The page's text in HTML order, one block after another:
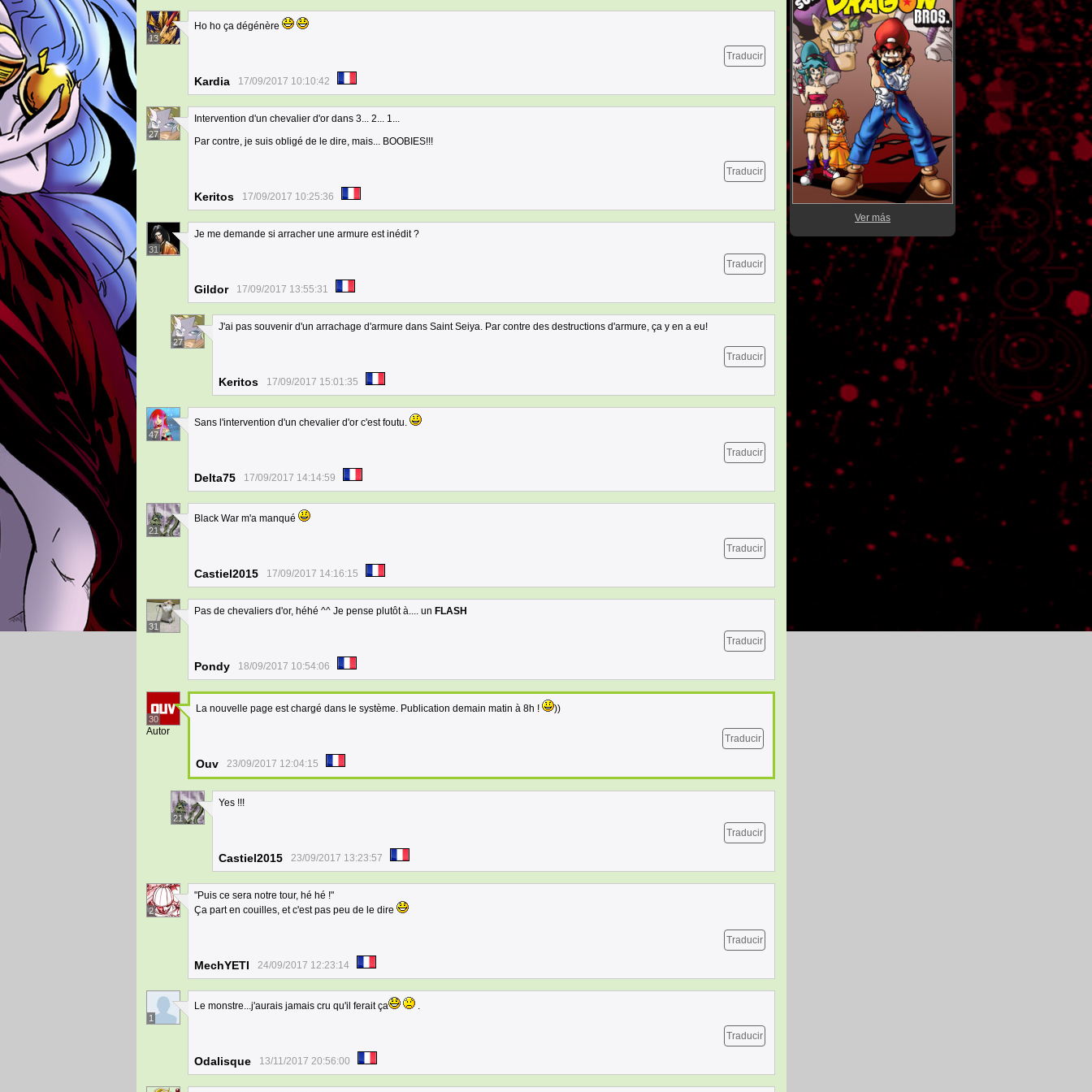
13
Ho ho ça dégénère
Traducir
Kardia 17/09/2017 10:10:42
27
Intervention d'un chevalier d'or dans 3... 2... 1...
Par contre, je suis obligé de le dire, mais... BOOBIES!!!
Traducir
Keritos 17/09/2017 10:25:36
31
Je me demande si arracher une armure est inédit ?
Traducir
Gildor 17/09/2017 13:55:31
27
J'ai pas souvenir d'un arrachage d'armure dans Saint Seiya. Par contre des destructions d'armure, ça y en a eu!
Traducir
Keritos 17/09/2017 15:01:35
47
Sans l'intervention d'un chevalier d'or c'est foutu.
Traducir
Delta75 17/09/2017 14:14:59
21
Black War m'a manqué
Traducir
Castiel2015 17/09/2017 14:16:15
31
Pas de chevaliers d'or, héhé ^^ Je pense plutôt à.... un FLASH
Traducir
Pondy 18/09/2017 10:54:06
30
Autor
La nouvelle page est chargé dans le système. Publication demain matin à 8h ! ))
Traducir
Ouv 23/09/2017 12:04:15
21
Yes !!!
Traducir
Castiel2015 23/09/2017 13:23:57
2
"Puis ce sera notre tour, hé hé !"
Ça part en couilles, et c'est pas peu de le dire
Traducir
MechYETI 24/09/2017 12:23:14
1
Le monstre...j'aurais jamais cru qu'il ferait ça .
Traducir
Odalisque 13/11/2017 20:56:00
Ver más